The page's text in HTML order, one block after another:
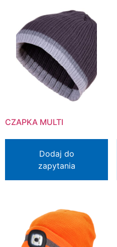
CZAPKA MULTI
Dodaj do
zapytania